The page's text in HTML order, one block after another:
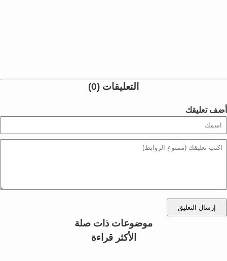
التعليقات (0)
أضف تعليقك
إرسال التعليق
موضوعات ذات صلة
الأكثر قراءة